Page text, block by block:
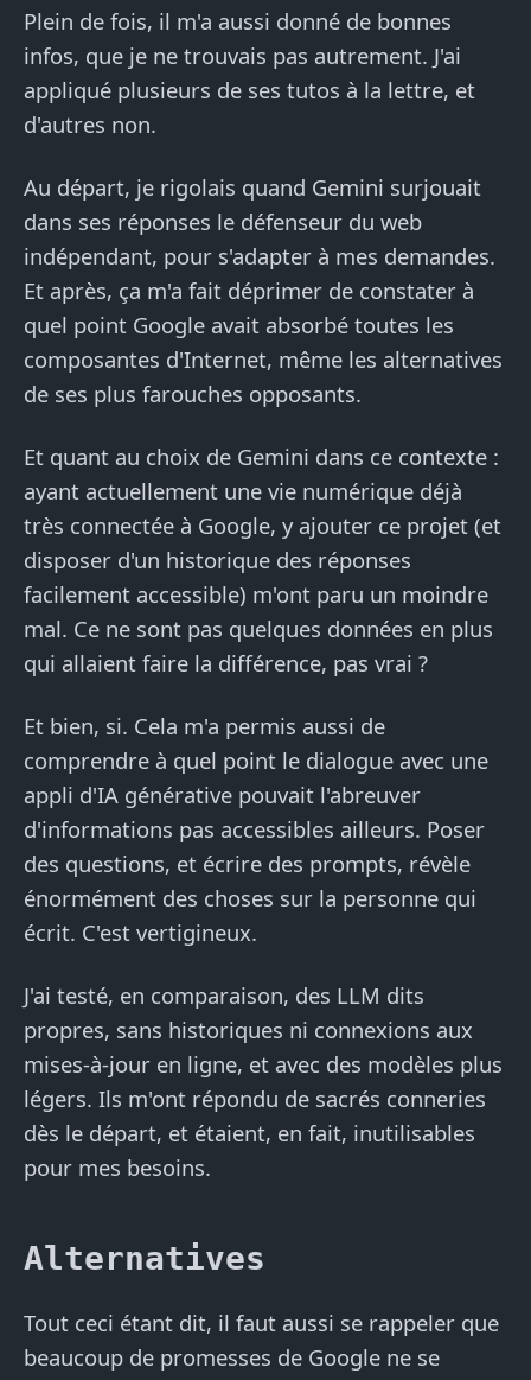
Plein de fois, il m'a aussi donné de bonnes
infos, que je ne trouvais pas autrement. J'ai
appliqué plusieurs de ses tutos à la lettre, et
d'autres non.
Au départ, je rigolais quand Gemini surjouait
dans ses réponses le défenseur du web
indépendant, pour s'adapter à mes demandes.
Et après, ça m'a fait déprimer de constater à
quel point Google avait absorbé toutes les
composantes d'Internet, même les alternatives
de ses plus farouches opposants.
Et quant au choix de Gemini dans ce contexte :
ayant actuellement une vie numérique déjà
très connectée à Google, y ajouter ce projet (et
disposer d'un historique des réponses
facilement accessible) m'ont paru un moindre
mal. Ce ne sont pas quelques données en plus
qui allaient faire la différence, pas vrai ?
Et bien, si. Cela m'a permis aussi de
comprendre à quel point le dialogue avec une
appli d'IA générative pouvait l'abreuver
d'informations pas accessibles ailleurs. Poser
des questions, et écrire des prompts, révèle
énormément des choses sur la personne qui
écrit. C'est vertigineux.
J'ai testé, en comparaison, des LLM dits
propres, sans historiques ni connexions aux
mises-à-jour en ligne, et avec des modèles plus
légers. Ils m'ont répondu de sacrés conneries
dès le départ, et étaient, en fait, inutilisables
pour mes besoins.
Alternatives
Tout ceci étant dit, il faut aussi se rappeler que
beaucoup de promesses de Google ne se